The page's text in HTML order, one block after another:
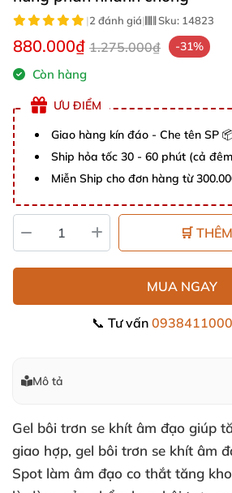
|2 đánh giá| Sku: 14823
880.000₫ 1.275.000₫ -31%
Còn hàng
ƯU ĐIỂM
Giao hàng kín đáo - Che tên SP
Ship hỏa tốc 30 - 60 phút (cả
Miễn Ship cho đơn hàng từ
🛒
MUA NGAY
📞 Tư vấn 0938411000
Mô tả
Gel bôi trơn se khít âm đạo giúp
giao hợp, gel bôi trơn se khít âm
Spot làm âm đạo co thắt tăng